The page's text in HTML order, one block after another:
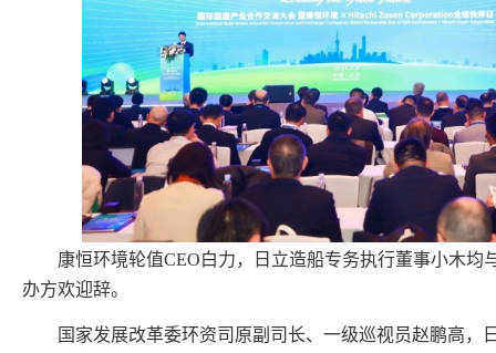
康恒环境轮值CEO白力，日立造船专务执行董事小木
办方欢迎辞。
国家发展改革委环资司原副司长、一级巡视员赵鹏高，